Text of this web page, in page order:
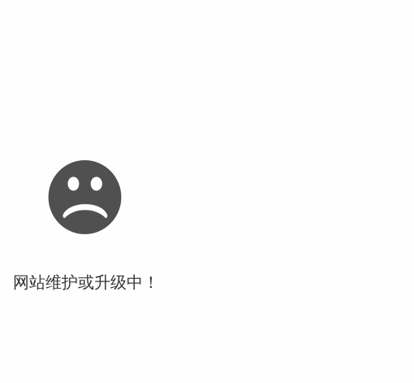
网站维护或升级中！